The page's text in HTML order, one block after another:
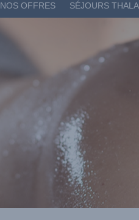
NOS OFFRES SÉJOURS